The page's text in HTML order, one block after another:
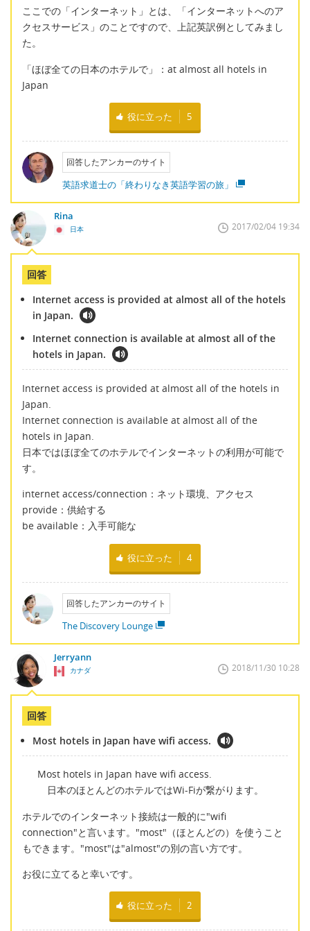
ここでの「インターネット」とは、「インターネットへのア
クセスサービス」のことですので、上記英訳例としてみまし
た。
「ほぼ全ての日本のホテルで」：at almost all hotels in
Japan
役に立った 5
回答したアンカーのサイト
英語求道士の「終わりなき英語学習の旅」
Rina
日本 2017/02/04 19:34
回答
Internet access is provided at almost all of the hotels
in Japan.
Internet connection is available at almost all of the
hotels in Japan.
Internet access is provided at almost all of the hotels in
Japan.
Internet connection is available at almost all of the
hotels in Japan.
日本ではほぼ全てのホテルでインターネットの利用が可能で
す。
internet access/connection：ネット環境、アクセス
provide：供給する
be available：入手可能な
役に立った 4
回答したアンカーのサイト
The Discovery Lounge
Jerryann
カナダ 2018/11/30 10:28
回答
Most hotels in Japan have wifi access.
Most hotels in Japan have wifi access.
日本のほとんどのホテルではWi-Fiが繋がります。
ホテルでのインターネット接続は一般的に"wifi
connection"と言います。"most"（ほとんどの）を使うこと
もできます。"most"は"almost"の別の言い方です。
お役に立てると幸いです。
役に立った 2